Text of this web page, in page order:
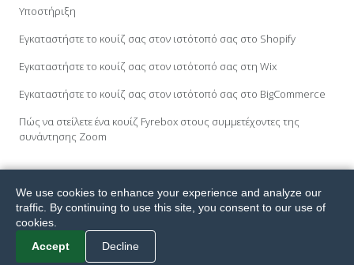
Υποστήριξη
Εγκαταστήστε το κουίζ σας στον ιστότοπό σας στο Shopify
Εγκαταστήστε το κουίζ σας στον ιστότοπό σας στη Wix
Εγκαταστήστε το κουίζ σας στον ιστότοπό σας στο BigCommerce
Πώς να στείλετε ένα κουίζ Fyrebox στους συμμετέχοντες της
συνάντησης Zoom
Με επιφύλαξη παντός δικαιώματος. Το Fyrebox® είναι σήμα κατατεθέν
της Melvia Pty Ltd.© 2026 Terms.Privacy.GDPR.
We use cookies to enhance your experience and analyze our
traffic. By continuing to use this site, you consent to our use of
cookies.
Accept
Decline